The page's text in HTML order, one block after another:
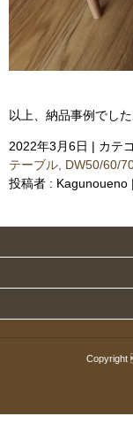
以上、納品事例でした
2022年3月6日 | カテ
テーブル, DW50/60/
投稿者 : Kagunoueno |
Copyright